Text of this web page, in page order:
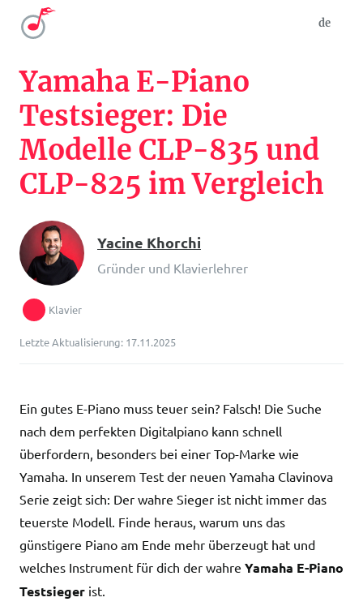
de
Yamaha E-Piano
Testsieger: Die
Modelle CLP-835 und
CLP-825 im Vergleich
Yacine Khorchi
Gründer und Klavierlehrer
Klavier
Letzte Aktualisierung: 17.11.2025
Ein gutes E-Piano muss teuer sein? Falsch! Die Suche
nach dem perfekten Digitalpiano kann schnell
überfordern, besonders bei einer Top-Marke wie
Yamaha. In unserem Test der neuen Yamaha Clavinova
Serie zeigt sich: Der wahre Sieger ist nicht immer das
teuerste Modell. Finde heraus, warum uns das
günstigere Piano am Ende mehr überzeugt hat und
welches Instrument für dich der wahre Yamaha E-Piano
Testsieger ist.